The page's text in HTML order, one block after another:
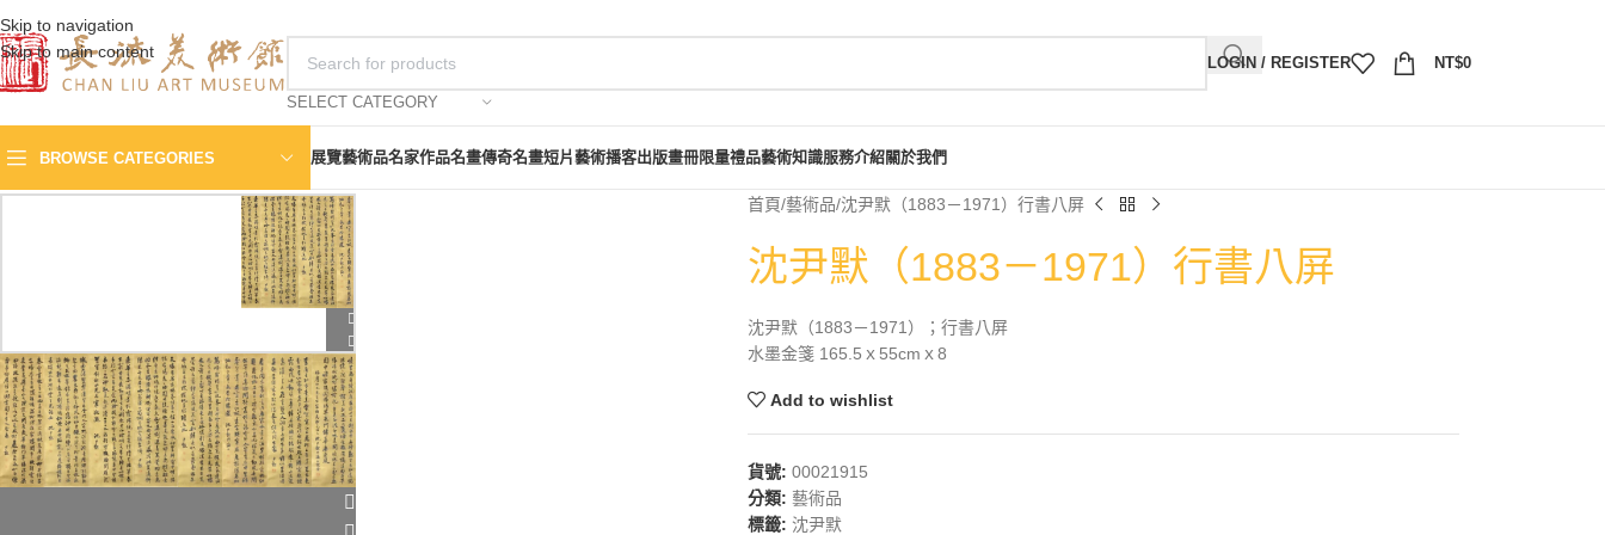
Skip to navigation
Skip to main content
SELECT CATEGORY
LOGIN / REGISTER NT$0
BROWSE CATEGORIES 展覽藝術品名家作品名畫傳奇名畫短片藝術播客出版畫冊限量禮品藝術知識服務介紹關於我們
首頁 藝術品 沈尹默（1883－1971）行書八屏
沈尹默（1883－1971）行書八屏
沈尹默（1883－1971）；行書八屏
水墨金箋 165.5ｘ55cmｘ8
Add to wishlist
貨號: 00021915
分類: 藝術品
標籤: 沈尹默